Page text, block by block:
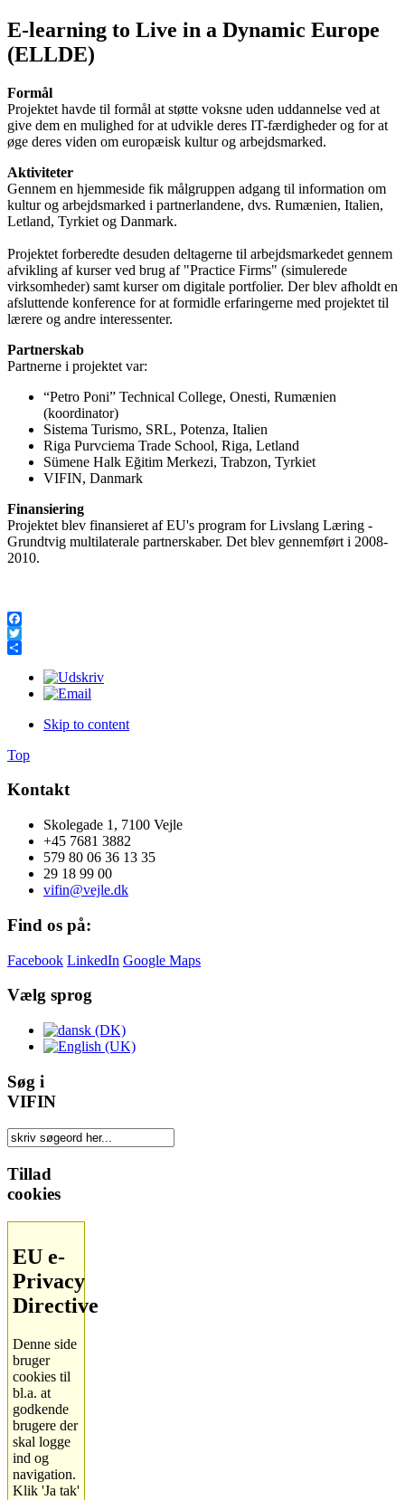
E-learning to Live in a Dynamic Europe
(ELLDE)
Formål
Projektet havde til formål at støtte voksne uden uddannelse ved at
give dem en mulighed for at udvikle deres IT-færdigheder og for at
øge deres viden om europæisk kultur og arbejdsmarked.
Aktiviteter
Gennem en hjemmeside fik målgruppen adgang til information om
kultur og arbejdsmarked i partnerlandene, dvs. Rumænien, Italien,
Letland, Tyrkiet og Danmark.
Projektet forberedte desuden deltagerne til arbejdsmarkedet gennem
afvikling af kurser ved brug af "Practice Firms" (simulerede
virksomheder) samt kurser om digitale portfolier. Der blev afholdt en
afsluttende konference for at formidle erfaringerne med projektet til
lærere og andre interessenter.
Partnerskab
Partnerne i projektet var:
“Petro Poni” Technical College, Onesti, Rumænien
(koordinator)
Sistema Turismo, SRL, Potenza, Italien
Riga Purvciema Trade School, Riga, Letland
Sümene Halk Eğitim Merkezi, Trabzon, Tyrkiet
VIFIN, Danmark
Finansiering
Projektet blev finansieret af EU's program for Livslang Læring -
Grundtvig multilaterale partnerskaber. Det blev gennemført i 2008-
2010.
Facebook
Twitter
Skip to content
Top
Kontakt
Skolegade 1, 7100 Vejle
+45 7681 3882
579 80 06 36 13 35
29 18 99 00
vifin@vejle.dk
Find os på:
Facebook LinkedIn Google Maps
Vælg sprog
Søg i
VIFIN
Tillad
cookies
EU e-
Privacy
Directive
Denne side
bruger
cookies til
bl.a. at
godkende
brugere der
skal logge
ind og
navigation.
Klik 'Ja tak'